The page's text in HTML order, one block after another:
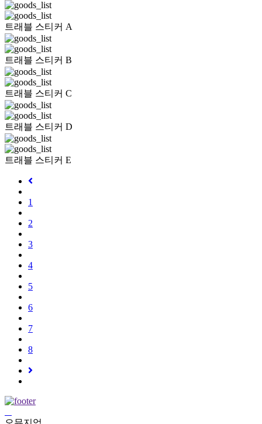
트래블 스티커 A
트래블 스티커 B
트래블 스티커 C
트래블 스티커 D
트래블 스티커 E
1
2
3
4
5
6
7
8